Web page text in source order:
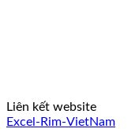
Liên kết website
Excel-Rim-VietNam